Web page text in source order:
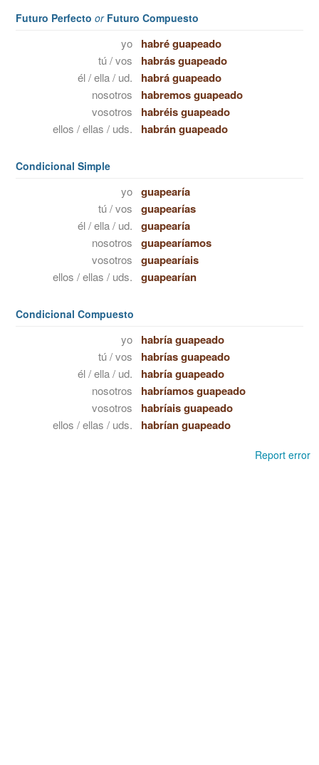
Futuro Perfecto orFuturo Compuesto
yo habré guapeado
tú / vos habrás guapeado
él / ella / ud. habrá guapeado
nosotros habremos guapeado
vosotros habréis guapeado
ellos / ellas / uds. habrán guapeado
Condicional Simple
yo guapearía
tú / vos guapearías
él / ella / ud. guapearía
nosotros guapearíamos
vosotros guapearíais
ellos / ellas / uds. guapearían
Condicional Compuesto
yo habría guapeado
tú / vos habrías guapeado
él / ella / ud. habría guapeado
nosotros habríamos guapeado
vosotros habríais guapeado
ellos / ellas / uds. habrían guapeado
Report error